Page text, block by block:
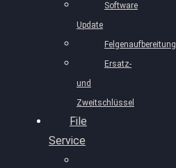
Software
Update
Felgenaufbereitung
Ersatz-
und
Zweitschlüssel
File
Service